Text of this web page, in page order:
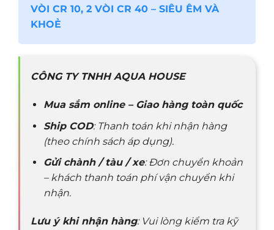
VÒI CR 10, 2 VÒI CR 40 – SIÊU ÊM VÀ
KHOẺ
CÔNG TY TNHH AQUA HOUSE
Mua sắm online – Giao hàng toàn quốc
Ship COD: Thanh toán khi nhận hàng
(theo chính sách áp dụng).
Gửi chành / tàu / xe: Đơn chuyển khoản
– khách thanh toán phí vận chuyển khi
nhận.
Lưu ý khi nhận hàng: Vui lòng kiểm tra kỹ